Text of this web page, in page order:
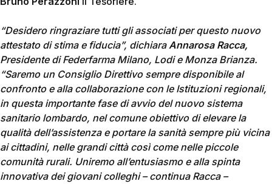
“Desidero ringraziare tutti gli associati per questo nuovo
attestato di stima e fiducia”, dichiaraAnnarosa Racca,
Presidente di Federfarma Milano, Lodi e Monza Brianza.
“Saremo un Consiglio Direttivo sempre disponibile al
confronto e alla collaborazione con le Istituzioni regionali,
in questa importante fase di avvio del nuovo sistema
sanitario lombardo, nel comune obiettivo di elevare la
qualità dell’assistenza e portare la sanità sempre più vicina
ai cittadini, nelle grandi città così come nelle piccole
comunità rurali. Uniremo all’entusiasmo e alla spinta
innovativa dei giovani colleghi – continua Racca –